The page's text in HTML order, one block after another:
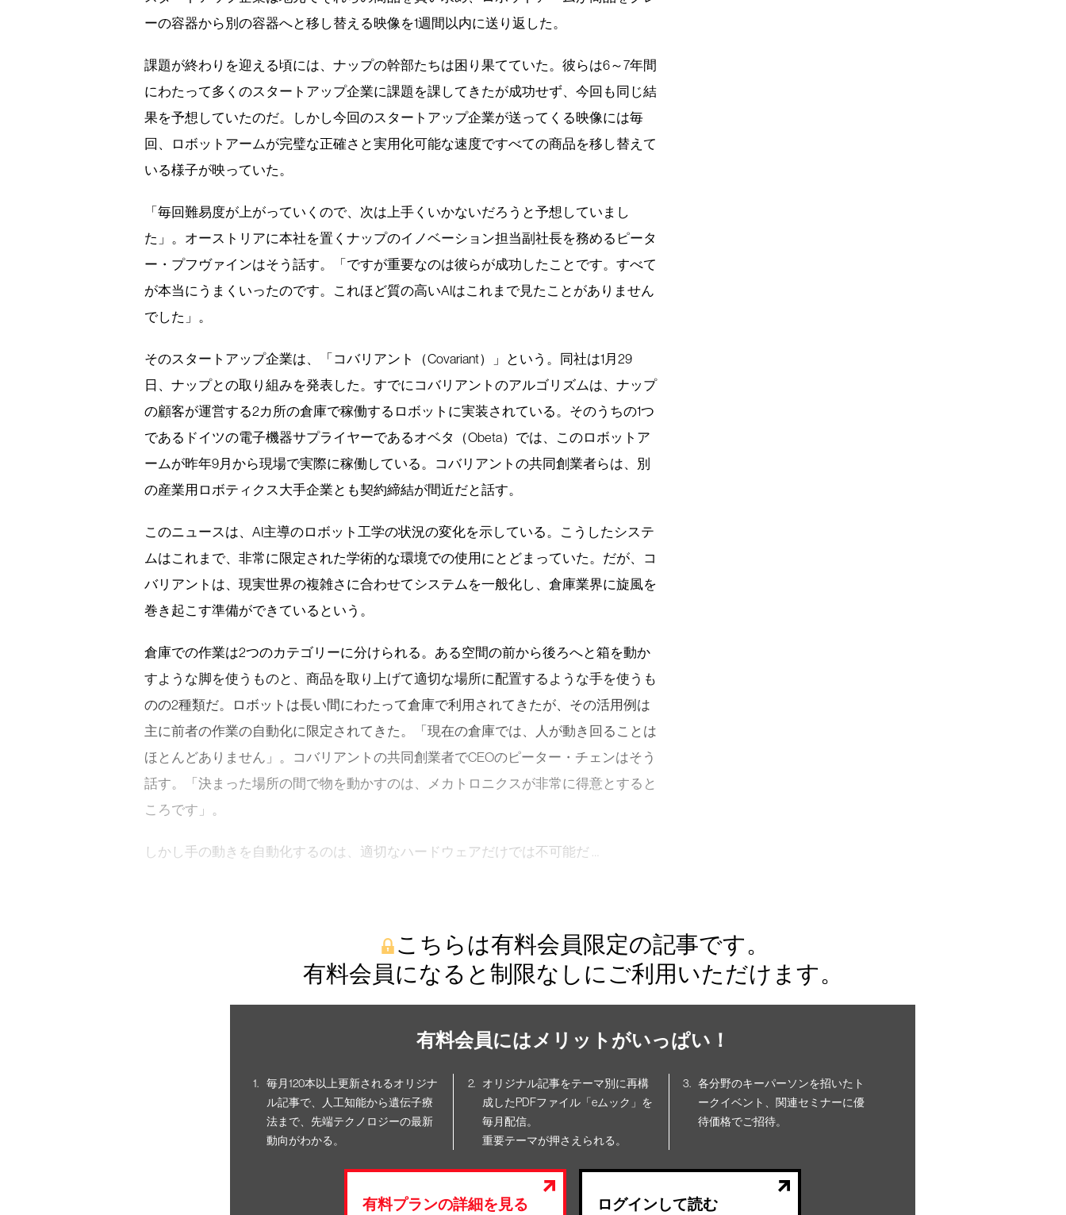
ーの容器から別の容器へと移し替える映像を1週間以内に送り返した。
課題が終わりを迎える頃には、ナップの幹部たちは困り果てていた。彼らは6～7年間
にわたって多くのスタートアップ企業に課題を課してきたが成功せず、今回も同じ結
果を予想していたのだ。しかし今回のスタートアップ企業が送ってくる映像には毎
回、ロボットアームが完璧な正確さと実用化可能な速度ですべての商品を移し替えて
いる様子が映っていた。
「毎回難易度が上がっていくので、次は上手くいかないだろうと予想していまし
た」。オーストリアに本社を置くナップのイノベーション担当副社長を務めるピータ
ー・プフヴァインはそう話す。「ですが重要なのは彼らが成功したことです。すべて
が本当にうまくいったのです。これほど質の高いAIはこれまで見たことがありません
でした」。
そのスタートアップ企業は、「コバリアント（Covariant）」という。同社は1月29
日、ナップとの取り組みを発表した。すでにコバリアントのアルゴリズムは、ナップ
の顧客が運営する2カ所の倉庫で稼働するロボットに実装されている。そのうちの1つ
であるドイツの電子機器サプライヤーであるオベタ（Obeta）では、このロボットア
ームが昨年9月から現場で実際に稼働している。コバリアントの共同創業者らは、別
の産業用ロボティクス大手企業とも契約締結が間近だと話す。
このニュースは、AI主導のロボット工学の状況の変化を示している。こうしたシステ
ムはこれまで、非常に限定された学術的な環境での使用にとどまっていた。だが、コ
バリアントは、現実世界の複雑さに合わせてシステムを一般化し、倉庫業界に旋風を
巻き起こす準備ができているという。
倉庫での作業は2つのカテゴリーに分けられる。ある空間の前から後ろへと箱を動か
すような脚を使うものと、商品を取り上げて適切な場所に配置するような手を使うも
のの2種類だ。ロボットは長い間にわたって倉庫で利用されてきたが、その活用例は
主に前者の作業の自動化に限定されてきた。「現在の倉庫では、人が動き回ることは
ほとんどありません」。コバリアントの共同創業者でCEOのピーター・チェンはそう
話す。「決まった場所の間で物を動かすのは、メカトロニクスが非常に得意とすると
ころです」。
しかし手の動きを自動化するのは、適切なハードウェアだけでは不可能だ …
こちらは有料会員限定の記事です。
有料会員になると制限なしにご利用いただけます。
有料会員にはメリットがいっぱい！
毎月120本以上更新されるオリジナ
ル記事で、人工知能から遺伝子療
法まで、先端テクノロジーの最新
動向がわかる。
オリジナル記事をテーマ別に再構
成したPDFファイル「eムック」を
毎月配信。
重要テーマが押さえられる。
各分野のキーパーソンを招いたト
ークイベント、関連セミナーに優
待価格でご招待。
有料プランの詳細を見る ログインして読む